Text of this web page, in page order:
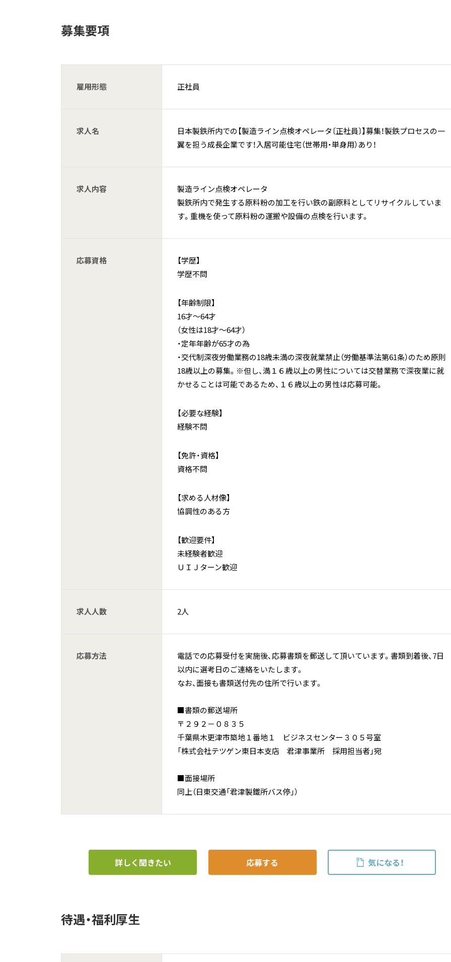
募集要項
雇用形態 正社員
求人名
日本製鉄所内での【製造ライン点検オペレータ〔正社員〕】募集！製鉄プロセスの一
翼を担う成長企業です！入居可能住宅（世帯用・単身用）あり！
求人内容
製造ライン点検オペレータ
製鉄所内で発生する原料粉の加工を行い鉄の副原料としてリサイクルしていま
す。重機を使って原料粉の運搬や設備の点検を行います。
応募資格
【学歴】
学歴不問
【年齢制限】
16才～64才
（女性は18才～64才）
・定年年齢が65才の為
・交代制深夜労働業務の18歳未満の深夜就業禁止（労働基準法第61条）のため原則
18歳以上の募集。※但し、満１６歳以上の男性については交替業務で深夜業に就
かせることは可能であるため、１６歳以上の男性は応募可能。
【必要な経験】
経験不問
【免許・資格】
資格不問
【求める人材像】
協調性のある方
【歓迎要件】
未経験者歓迎
ＵＩＪターン歓迎
求人人数 2人
応募方法
電話での応募受付を実施後、応募書類を郵送して頂いています。書類到着後、7日
以内に選考日のご連絡をいたします。
なお、面接も書類送付先の住所で行います。
■書類の郵送場所
〒２９２－０８３５
千葉県木更津市築地１番地１ ビジネスセンター３０５号室
「株式会社テツゲン東日本支店 君津事業所 採用担当者」宛
■面接場所
同上（日東交通「君津製鐵所バス停」）
詳しく聞きたい 応募する 気になる！
待遇・福利厚生